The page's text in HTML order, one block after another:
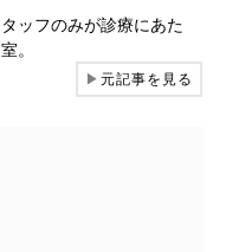
ッフのみが診療にあた
。
▶元記事を見る